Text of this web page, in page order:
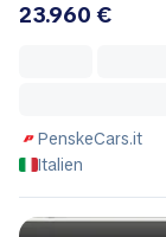
23.960 €
PenskeCars.it
Italien